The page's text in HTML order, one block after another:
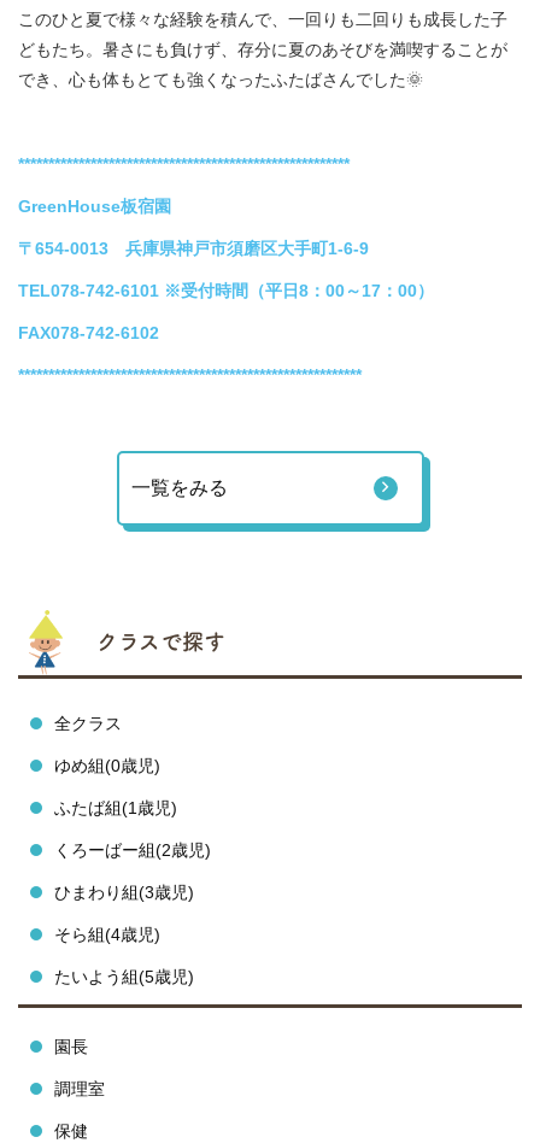
クラスで探す
全クラス
ゆめ組(0歳児)
ふたば組(1歳児)
くろーばー組(2歳児)
ひまわり組(3歳児)
そら組(4歳児)
たいよう組(5歳児)
園長
調理室
保健
このひと夏で様々な経験を積んで、一回りも二回りも成長した子
どもたち。暑さにも負けず、存分に夏のあそびを満喫することが
でき、心も体もとても強くなったふたばさんでした🌞
*******************************************************
GreenHouse板宿園
〒654-0013 兵庫県神戸市須磨区大手町1-6-9
TEL078-742-6101 ※受付時間（平日8：00～17：00）
FAX078-742-6102
*********************************************************
一覧をみる